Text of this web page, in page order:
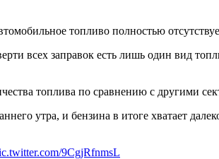
топливо полностью
всех заправок есть лишь один вид
топлива по сравнению с другими
утра, и бензина в итоге хватает
9CgjRfnmsL